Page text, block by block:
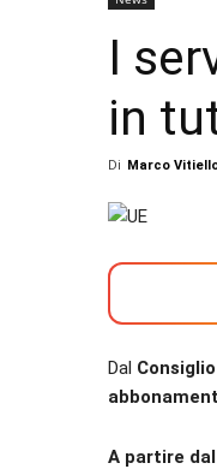
I
in
Di Marco
Dal
A partire